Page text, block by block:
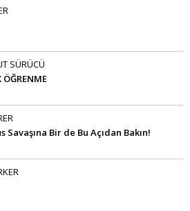
SÜRÜCÜ
ÖĞRENME
Savaşına Bir de Bu Açıdan Bakın!